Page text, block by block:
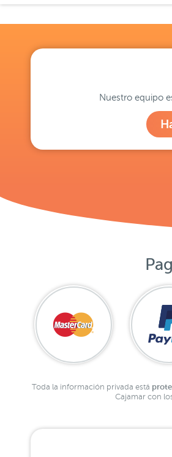
Nuestro equipo
Toda la información privada está
Cajamar con